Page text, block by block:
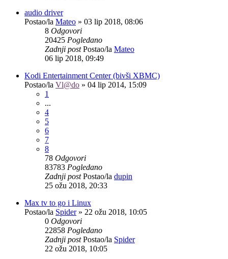
audio driver
Postao/la Mateo » 03 lip 2018, 08:06
8 Odgovori
20425 Pogledano
Zadnji postPostao/la Mateo
06 lip 2018, 09:49
Kodi Entertainment Center (bivši XBMC)
Postao/la Vl@do » 04 lip 2014, 15:09
1
...
4
5
6
7
8
78 Odgovori
83783 Pogledano
Zadnji postPostao/la dupin
25 ožu 2018, 20:33
Max tv to go i Linux
Postao/la Spider» 22 ožu 2018, 10:05
0 Odgovori
22858 Pogledano
Zadnji postPostao/la Spider
22 ožu 2018, 10:05